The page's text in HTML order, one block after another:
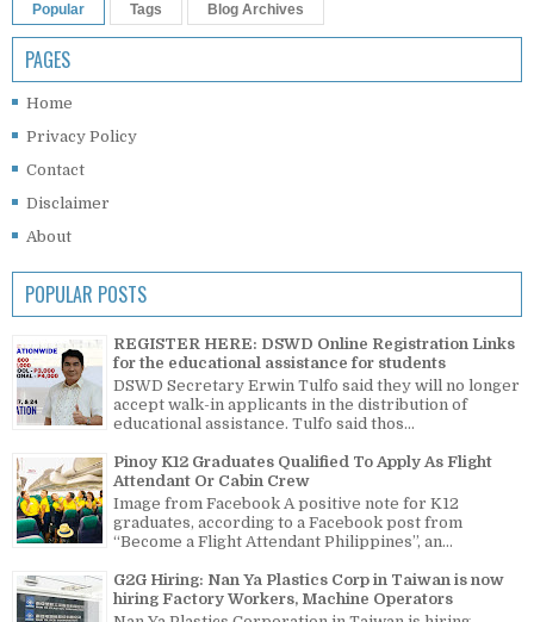
Popular Tags Blog Archives
PAGES
Home
Privacy Policy
Contact
Disclaimer
About
POPULAR POSTS
REGISTER HERE: DSWD Online Registration Links
for the educational assistance for students
DSWD Secretary Erwin Tulfo said they will no longer
accept walk-in applicants in the distribution of
educational assistance. Tulfo said thos...
Pinoy K12 Graduates Qualified To Apply As Flight
Attendant Or Cabin Crew
Image from Facebook A positive note for K12
graduates, according to a Facebook post from
“Become a Flight Attendant Philippines”, an...
G2G Hiring: Nan Ya Plastics Corp in Taiwan is now
hiring Factory Workers, Machine Operators